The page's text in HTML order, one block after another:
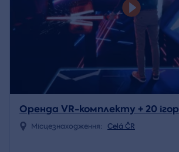
Оренда VR-комплекту + 20 ігор
Місцезнаходження: Celá ČR